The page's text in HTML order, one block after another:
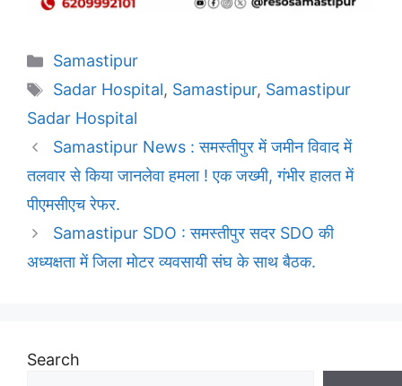
Categories
Samastipur
Tags
Sadar Hospital, Samastipur, Samastipur
Sadar Hospital
Samastipur News : समस्तीपुर में जमीन विवाद में
तलवार से किया जानलेवा हमला ! एक जख्मी, गंभीर हालत में
पीएमसीएच रेफर.
Samastipur SDO : समस्तीपुर सदर SDO की
अध्यक्षता में जिला मोटर व्यवसायी संघ के साथ बैठक.
Search